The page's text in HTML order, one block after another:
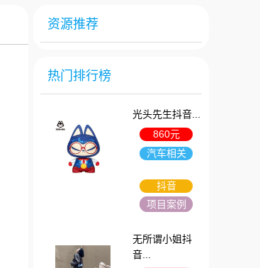
资源推荐
热门排行榜
光头先生抖音...
860元
汽车相关
抖音
项目案例
无所谓小姐抖
音...